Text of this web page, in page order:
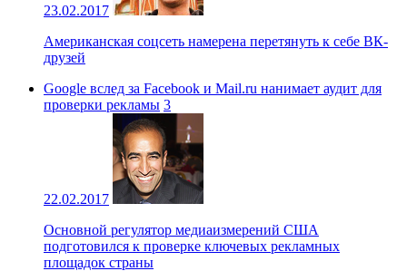
23.02.2017
Американская соцсеть намерена перетянуть к себе ВК-
друзей
Google вслед за Facebook и Mail.ru нанимает аудит для
проверки рекламы 3
22.02.2017
Основной регулятор медиаизмерений США
подготовился к проверке ключевых рекламных
площадок страны